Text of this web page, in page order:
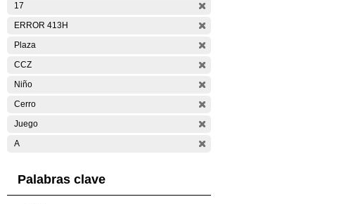
17
ERROR 413H
Plaza
CCZ
Niño
Cerro
Juego
A
Palabras clave